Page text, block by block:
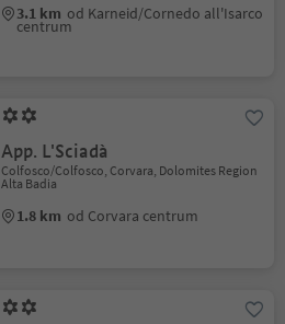
3.1 km od Karneid/Cornedo all'Isarco
centrum
App. L'Sciadà
Colfosco/Colfosco, Corvara, Dolomites Region
Alta Badia
1.8 km od Corvara centrum